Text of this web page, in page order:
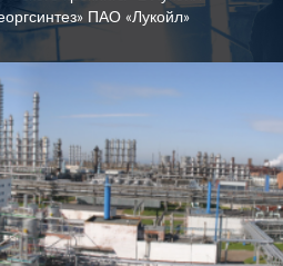
ПАО «Лукойл»